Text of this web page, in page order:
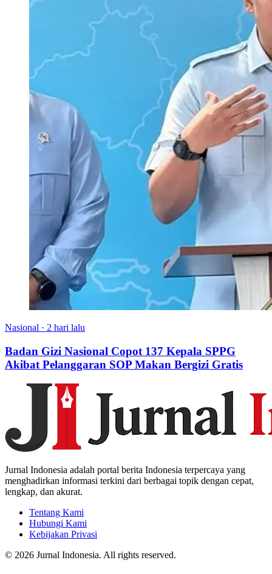
Nasional · 2 hari lalu
Badan Gizi Nasional Copot 137 Kepala SPPG
Akibat Pelanggaran SOP Makan Bergizi Gratis
Jurnal Indonesia adalah portal berita Indonesia terpercaya yang
menghadirkan informasi terkini dari berbagai topik dengan cepat,
lengkap, dan akurat.
Tentang Kami
Hubungi Kami
Kebijakan Privasi
© 2026 Jurnal Indonesia. All rights reserved.